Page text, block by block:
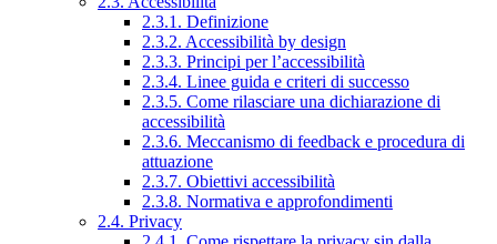
2.3.1. Definizione
2.3.2. Accessibilità by design
2.3.3. Principi per l’accessibilità
2.3.4. Linee guida e criteri di successo
2.3.5. Come rilasciare una dichiarazione di
accessibilità
2.3.6. Meccanismo di feedback e procedura di
attuazione
2.3.7. Obiettivi accessibilità
2.3.8. Normativa e approfondimenti
2.4. Privacy